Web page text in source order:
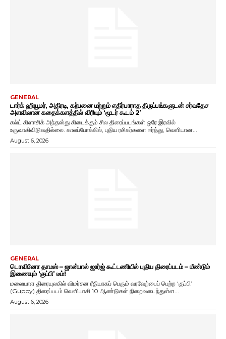
GENERAL
டார்க் ஹியூமர், அதிரடி, கற்பனை மற்றும் எதிர்பாராத திருப்பங்களுடன் சர்வதேச
அளவிலான கதைக்களத்தில் விரியும் ‘மூடர் கூடம் 2’
கல்ட் கிளாசிக் அந்தஸ்து கிடைக்கும் சில திரைப்படங்கள் ஒரே இரவில்
உருவாகிவிடுவதில்லை. காலப்போக்கில், புதிய ரசிகர்களை ஈர்த்து, வெளியான...
August 6, 2026
GENERAL
டொவினோ தாமஸ் – ஜான்பால் ஜார்ஜ் கூட்டணியில் புதிய திரைப்படம் – மீண்டும்
இணையும் ‘குப்பி’ டீம்!
மலையாள திரையுலகில் விமர்சன ரீதியாகப் பெரும் வரவேற்பைப் பெற்ற ‘குப்பி’
(Guppy) திரைப்படம் வெளியாகி 10 ஆண்டுகள் நிறைவடைந்துள்ள...
August 6, 2026